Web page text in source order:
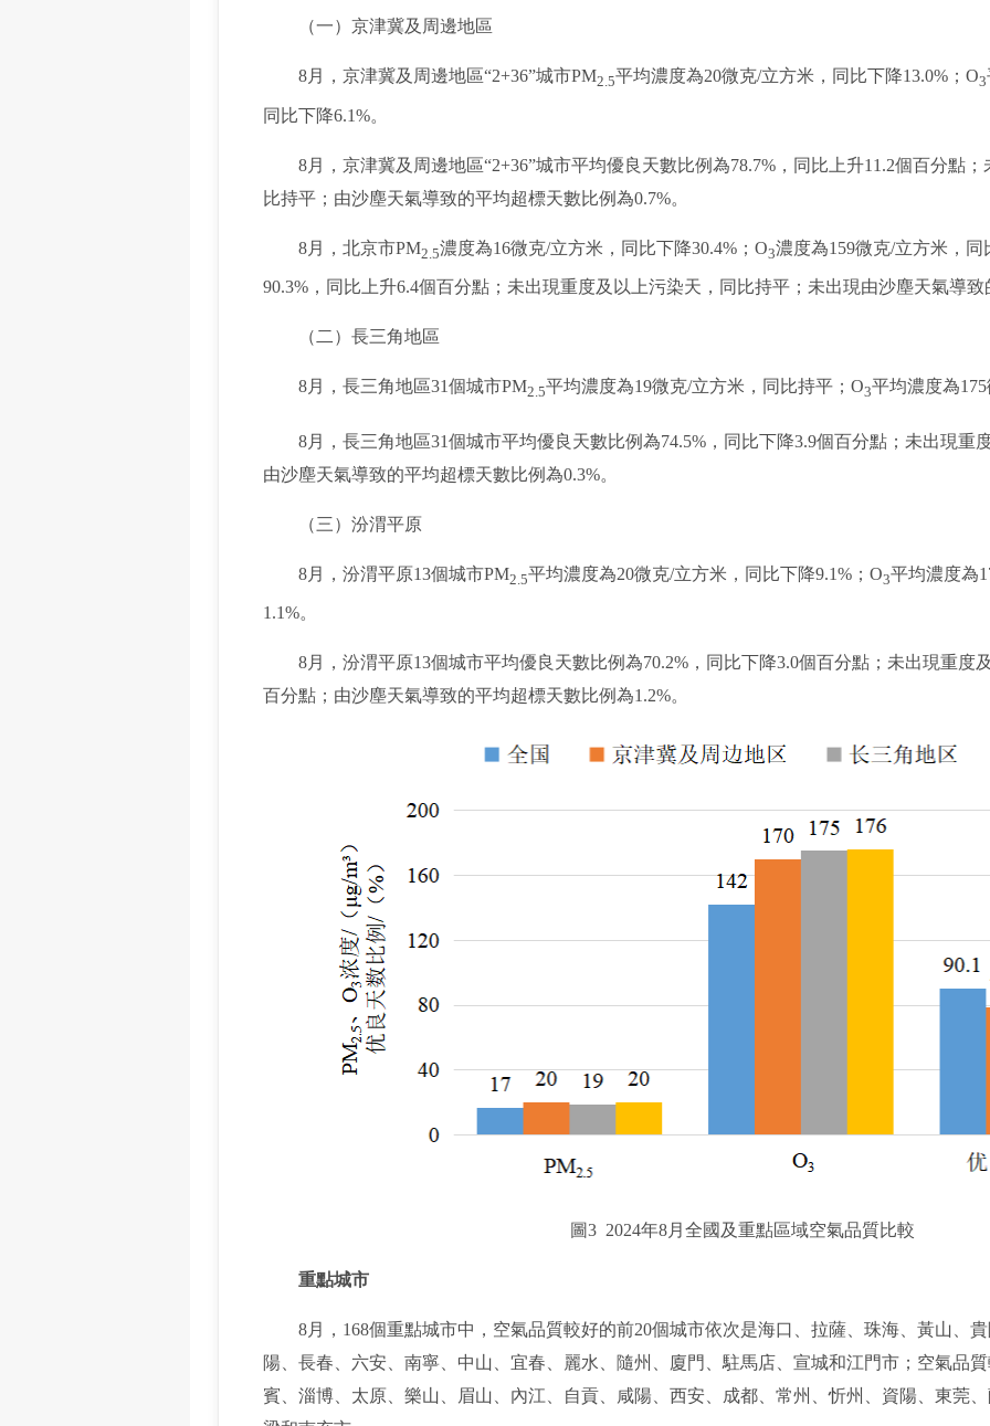
（一）京津冀及周邊地區
8月，京津冀及周邊地區“2+36”城市PM2.5平均濃度為20微克/立方米，同比下降13.0%；O3
同比下降6.1%。
8月，京津冀及周邊地區“2+36”城市平均優良天數比例為78.7%，同比上升11.2個百分點；
比持平；由沙塵天氣導致的平均超標天數比例為0.7%。
8月，北京市PM2.5濃度為16微克/立方米，同比下降30.4%；O3濃度為159微克/立方米，
90.3%，同比上升6.4個百分點；未出現重度及以上污染天，同比持平；未出現由沙塵天氣導
（二）長三角地區
8月，長三角地區31個城市PM2.5平均濃度為19微克/立方米，同比持平；O3平均濃度為
8月，長三角地區31個城市平均優良天數比例為74.5%，同比下降3.9個百分點；未出現重
由沙塵天氣導致的平均超標天數比例為0.3%。
（三）汾渭平原
8月，汾渭平原13個城市PM2.5平均濃度為20微克/立方米，同比下降9.1%；O3平均濃度為
1.1%。
8月，汾渭平原13個城市平均優良天數比例為70.2%，同比下降3.0個百分點；未出現重度
百分點；由沙塵天氣導致的平均超標天數比例為1.2%。
圖3 2024年8月全國及重點區域空氣品質比較
重點城市
8月，168個重點城市中，空氣品質較好的前20個城市依次是海口、拉薩、珠海、黃山、
陽、長春、六安、南寧、中山、宜春、麗水、隨州、廈門、駐馬店、宣城和江門市；空氣品
賓、淄博、太原、樂山、眉山、內江、自貢、咸陽、西安、成都、常州、忻州、資陽、東莞